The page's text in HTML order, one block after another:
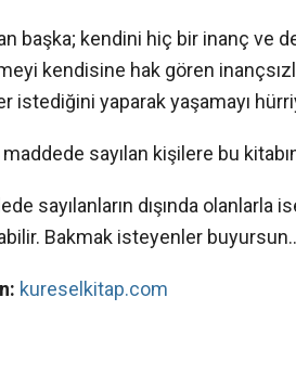
başka; kendini hiç bir inanç ve
kendisine hak gören
istediğini yaparak yaşamayı
maddede sayılan kişilere bu
sayılanların dışında
Bakmak isteyenler
kureselkitap.com